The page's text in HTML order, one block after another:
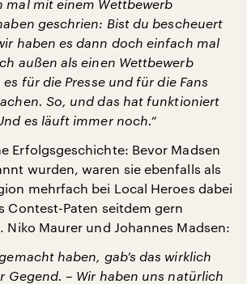
mal mit einem Wettbewerb
geschrien: Bist du bescheuert
haben es dann doch einfach mal
außen als einen Wettbewerb
für die Presse und für die Fans
So, und das hat funktioniert
es läuft immer noch.“
Erfolgsgeschichte: Bevor Madsen
wurden, waren sie ebenfalls als
mehrfach bei Local Heroes dabei
Contest-Paten seitdem gern
Maurer und Johannes Madsen:
haben, gab’s das wirklich
Gegend. – Wir haben uns natürlich